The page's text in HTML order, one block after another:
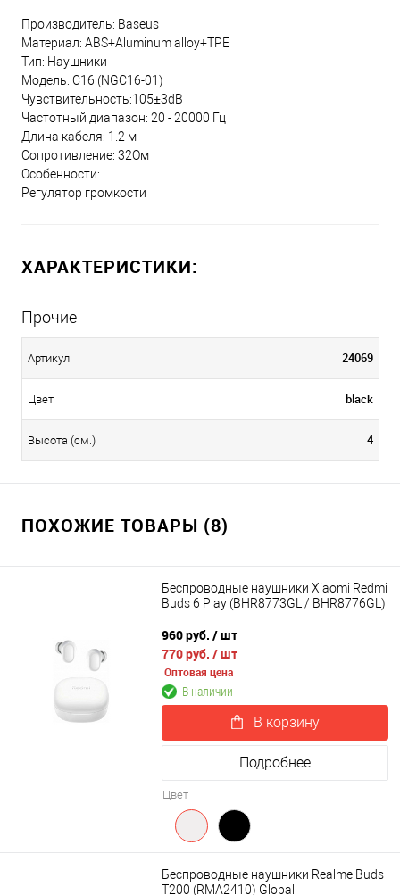
Производитель: Baseus
Материал: ABS+Aluminum alloy+TPE
Тип: Наушники
Модель: C16 (NGC16-01)
Чувствительность:105±3dB
Частотный диапазон: 20 - 20000 Гц
Длина кабеля: 1.2 м
Сопротивление: 32Ом
Особенности:
Регулятор громкости
ХАРАКТЕРИСТИКИ:
Прочие
Артикул 24069
Цвет black
Высота (см.) 4
ПОХОЖИЕ ТОВАРЫ (8)
Беспроводные наушники Xiaomi Redmi
Buds 6 Play (BHR8773GL / BHR8776GL)
960 руб. / шт
770 руб. / шт
Оптовая цена
В наличии
В корзину
Подробнее
Цвет
Беспроводные наушники Realme Buds
T200 (RMA2410) Global